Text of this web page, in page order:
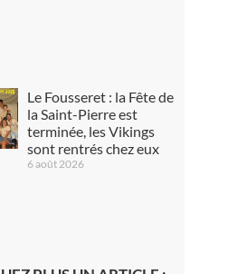
Le Fousseret : la Fête de
la Saint-Pierre est
terminée, les Vikings
sont rentrés chez eux
6 août 2026